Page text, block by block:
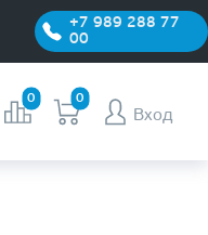
+7 989 288 77
00
0 0
Вход